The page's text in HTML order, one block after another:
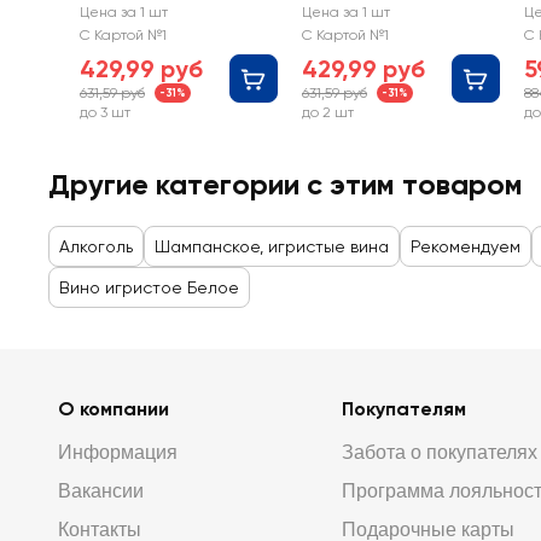
Наследие
Мастера белое
Россия
Цена за 1 шт
С Картой №1
429,99 руб
631,59 руб -31%
до 3 шт
Наследие
Мастера белое
Цена за 1 шт
С Картой №1
429,99 руб
631,59 руб -31%
до 2 шт
С
Другие категории с этим товаром
Алкоголь Шампанское, игристые вина Рекомендуем
Вино игристое Белое
О компании
Информация
Вакансии
Контакты
Покупателям
Забота о покупателях
Программа
Подарочные карты